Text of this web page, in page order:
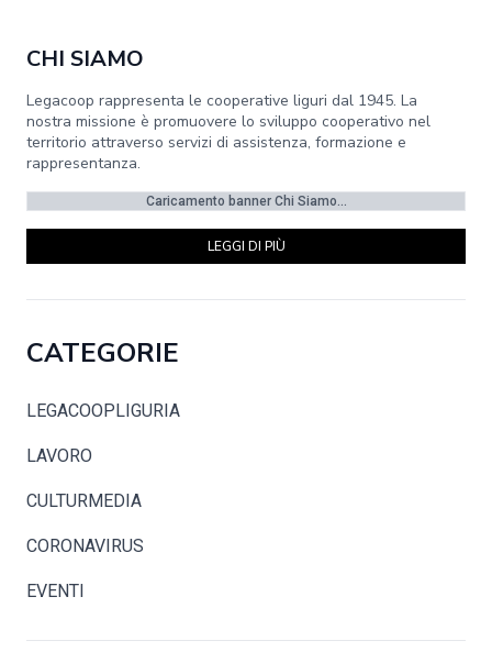
CHI SIAMO
Legacoop rappresenta le cooperative liguri dal 1945. La
nostra missione è promuovere lo sviluppo cooperativo nel
territorio attraverso servizi di assistenza, formazione e
rappresentanza.
Caricamento banner Chi Siamo...
LEGGI DI PIÙ
CATEGORIE
LEGACOOPLIGURIA
LAVORO
CULTURMEDIA
CORONAVIRUS
EVENTI